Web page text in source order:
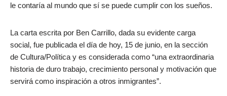
le contaría al mundo que sí se puede cumplir con los sueños.
La carta escrita por Ben Carrillo, dada su evidente carga
social, fue publicada el día de hoy, 15 de junio, en la sección
de Cultura/Política y es considerada como “una extraordinaria
historia de duro trabajo, crecimiento personal y motivación que
servirá como inspiración a otros inmigrantes”.